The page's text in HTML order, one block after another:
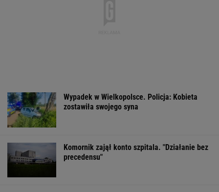
Wypadek w Wielkopolsce. Policja: Kobieta
zostawiła swojego syna
Komornik zajął konto szpitala. "Działanie bez
precedensu"